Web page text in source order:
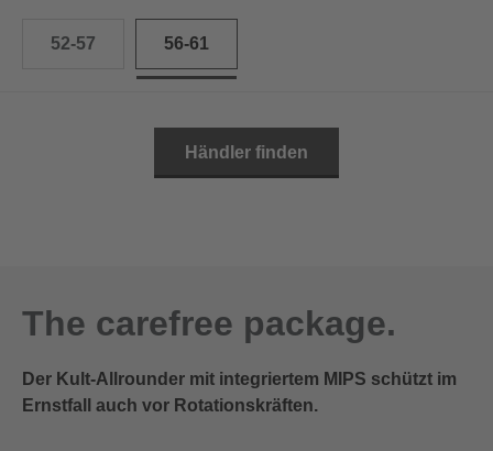
52-57 56-61
Händler finden
The carefree package.
Der Kult-Allrounder mit integriertem MIPS schützt im
Ernstfall auch vor Rotationskräften.